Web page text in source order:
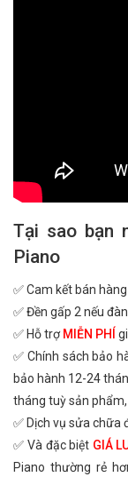
Tại sao bạn
Piano
✅ Cam kết bán
✅ Đền gấp 2 nếu
✅ Hỗ trợ MIỄN PHÍ
✅ Chính sách bảo
bảo hành 12-24
tháng tuỳ sản
✅ Dịch vụ sửa chữa
✅ Và đặc biệt GIÁ
Piano thường rẻ